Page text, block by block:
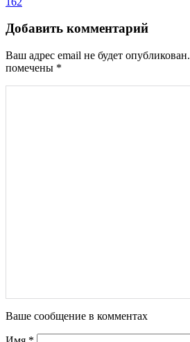
записям
Добавить комментарий
Ваш адрес email не будет опубликован.
помечены *
Ваше сообщение в комментах